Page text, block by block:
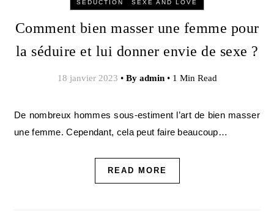
SÉDUCTION SEXE AND LOVE
Comment bien masser une femme pour
la séduire et lui donner envie de sexe ?
18 janvier 2023 • By admin • 1 Min Read
De nombreux hommes sous-estiment l’art de bien masser
une femme. Cependant, cela peut faire beaucoup…
READ MORE